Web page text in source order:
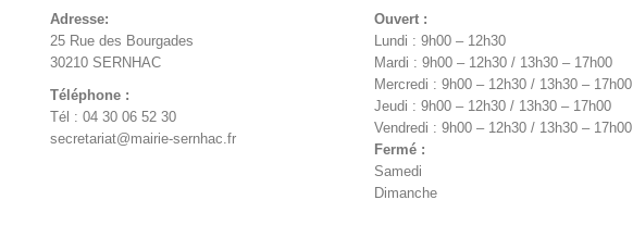
Adresse:
25 Rue des Bourgades
30210 SERNHAC
Téléphone :
Tél : 04 30 06 52 30
secretariat@mairie-sernhac.fr
Ouvert :
Lundi : 9h00 – 12h30
Mardi : 9h00 – 12h30 / 13h30 – 17h00
Mercredi : 9h00 – 12h30 / 13h30 – 17h00
Jeudi : 9h00 – 12h30 / 13h30 – 17h00
Vendredi : 9h00 – 12h30 / 13h30 – 17h00
Fermé :
Samedi
Dimanche